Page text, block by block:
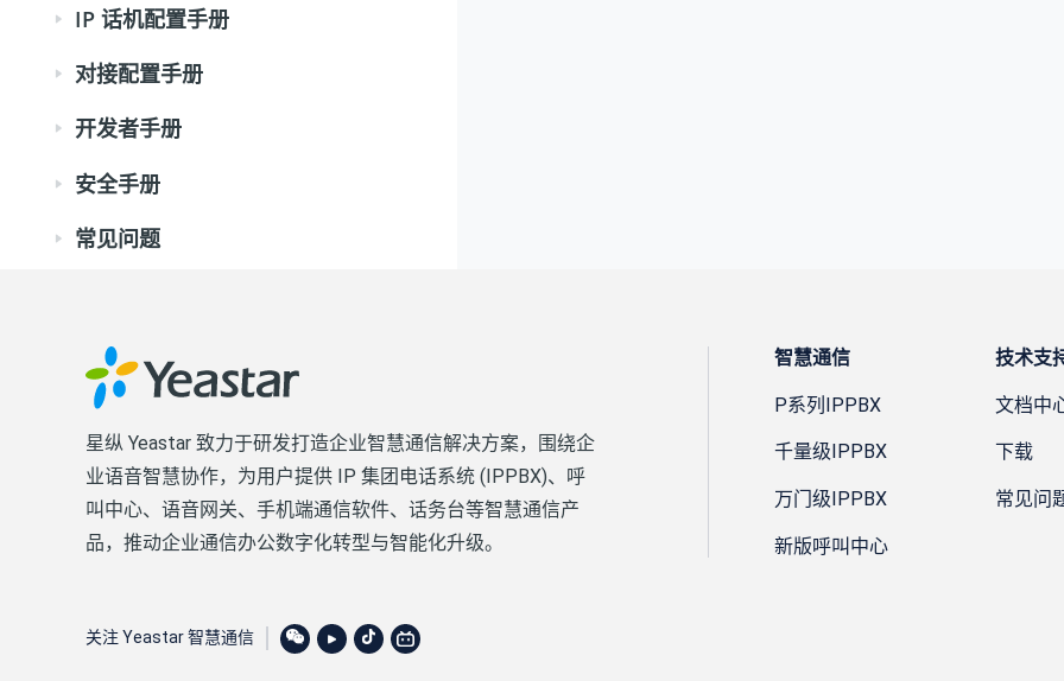
IP 话机配置手册
对接配置手册
开发者手册
安全手册
常见问题
星纵 Yeastar 致力于研发打造企业智慧通信解决方案，围绕企
业语音智慧协作，为用户提供 IP 集团电话系统 (IPPBX)、呼
叫中心、语音网关、手机端通信软件、话务台等智慧通信产
品，推动企业通信办公数字化转型与智能化升级。
智慧通信
P系列IPPBX
千量级IPPBX
万门级IPPBX
新版呼叫中心
技术支
文档中
下载
常见问
关注 Yeastar 智慧通信